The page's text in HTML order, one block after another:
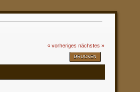
« vorheriges nächstes »
DRUCKEN